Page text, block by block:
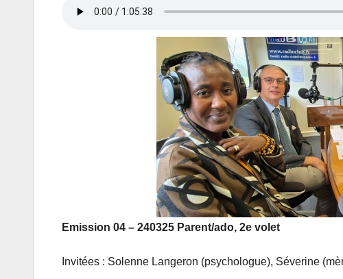
Emission 04 – 240325 Parent/ado, 2e volet
Invitées : Solenne Langeron (psychologue), Séverine